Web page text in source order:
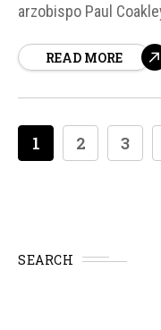
arzobispo Paul
reflexionó sobre la
READ MORE
1 2 3
SEARCH